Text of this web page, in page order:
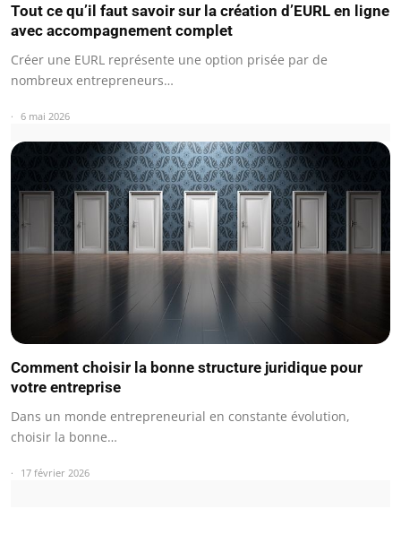
Tout ce qu’il faut savoir sur la création d’EURL en ligne
avec accompagnement complet
Créer une EURL représente une option prisée par de
nombreux entrepreneurs…
6 mai 2026
Comment choisir la bonne structure juridique pour
votre entreprise
Dans un monde entrepreneurial en constante évolution,
choisir la bonne…
17 février 2026